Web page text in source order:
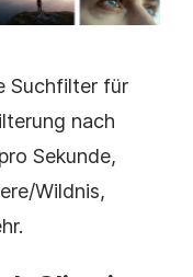
Suchfilter für
nach
Sekunde,
Wildnis,